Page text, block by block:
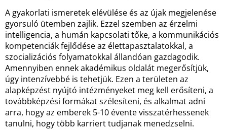
A gyakorlati ismeretek elévülése és az újak megjelenése
gyorsuló ütemben zajlik. Ezzel szemben az érzelmi
intelligencia, a humán kapcsolati tőke, a kommunikációs
kompetenciák fejlődése az élettapasztalatokkal, a
szocializációs folyamatokkal állandóan gazdagodik.
Amennyiben ennek akadémikus oldalát megerősítjük,
úgy intenzívebbé is tehetjük. Ezen a területen az
alapképzést nyújtó intézményeket meg kell erősíteni, a
továbbképzési formákat szélesíteni, és alkalmat adni
arra, hogy az emberek 5-10 évente visszatérhessenek
tanulni, hogy több karriert tudjanak menedzselni.